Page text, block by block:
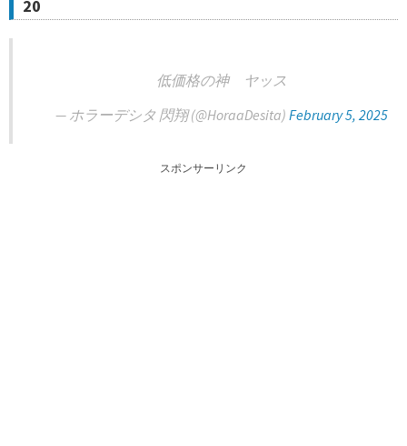
20
低価格の神 ヤッス
— ホラーデシタ 閃翔 (@HoraaDesita) February 5, 2025
スポンサーリンク